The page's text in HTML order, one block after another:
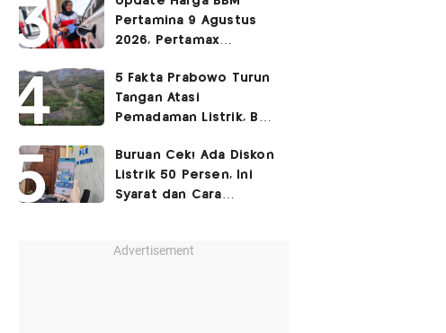
Pertamina 9 Agustus
2026, Pertamax
5 Fakta Prabowo Turun
Tangan Atasi
Pemadaman Listrik, BBM
Buruan Cek! Ada Diskon
Listrik 50 Persen, Ini
Syarat dan Cara
Advertisement